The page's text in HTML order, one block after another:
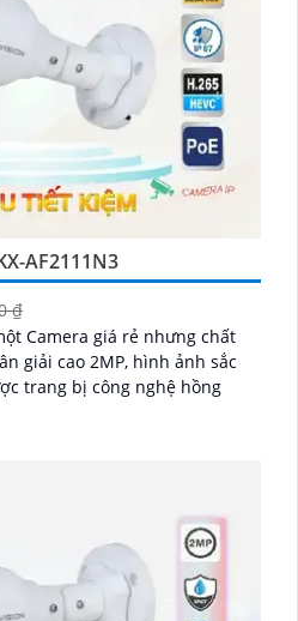
AF2111N3
₫
Camera giá rẻ nhưng chất